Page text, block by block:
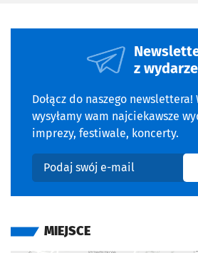
Odra Centrum
Słowackiego 5B).
www.wroclaw.pl
INFORMACJE DODATKOWE
Strona organizatora
z
Dołącz do naszego
wysyłamy wam najciekawsze
imprezy, festiwale, koncerty.
Podaj swój e-mail
MIEJSCE